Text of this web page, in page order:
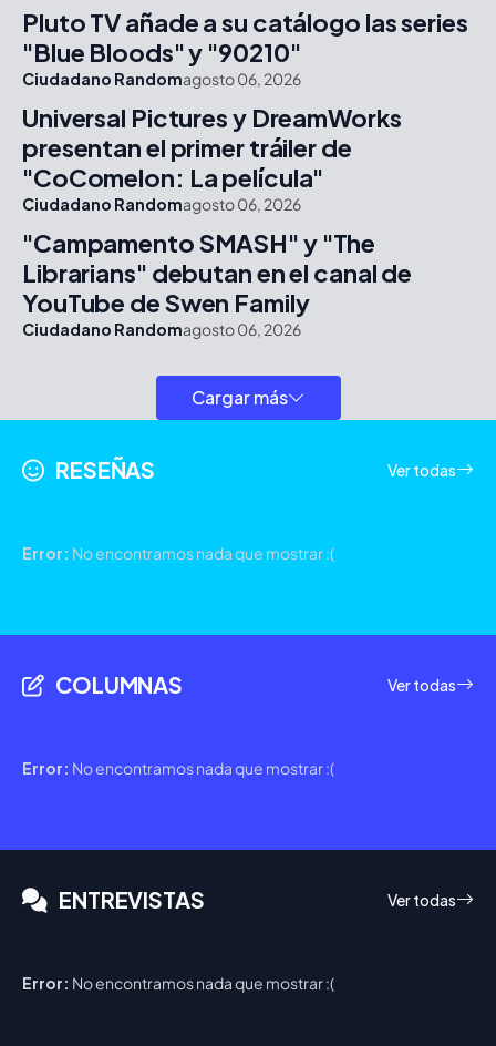
Pluto TV añade a su catálogo las series
"Blue Bloods" y "90210"
Ciudadano Randomagosto 06, 2026
Universal Pictures y DreamWorks
presentan el primer tráiler de
"CoComelon: La película"
Ciudadano Randomagosto 06, 2026
"Campamento SMASH" y "The
Librarians" debutan en el canal de
YouTube de Swen Family
Ciudadano Randomagosto 06, 2026
Cargar más
RESEÑAS Ver todas
Error: No encontramos nada que mostrar :(
COLUMNAS Ver todas
Error: No encontramos nada que mostrar :(
ENTREVISTAS Ver todas
Error: No encontramos nada que mostrar :(